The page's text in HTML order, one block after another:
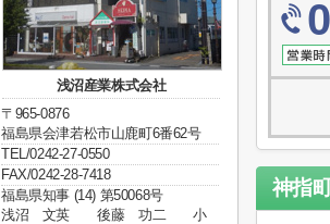
神指
浅沼産業株式会社
〒965-0876
福島県会津若松市山鹿町6番62号
TEL/0242-27-0550
FAX/0242-28-7418
福島県知事 (14) 第50068号
浅沼 文英 後藤 功二 小